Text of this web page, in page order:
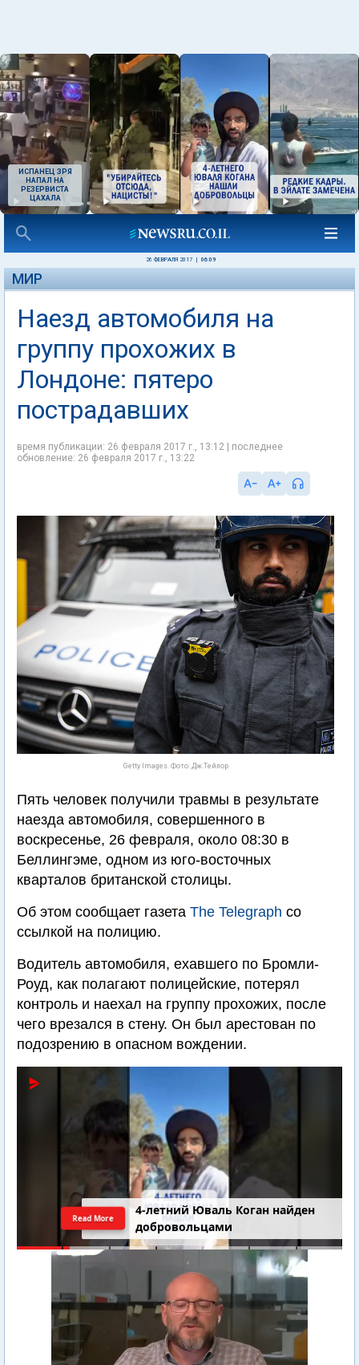
ИСПАНЕЦ ЗРЯ
НАПАЛ НА
РЕЗЕРВИСТА
ЦАХАЛА
26 ФЕВРАЛЯ 2017 06:09
МИР
Наезд автомобиля на
группу прохожих в
Лондоне: пятеро
пострадавших
время публикации: 26 февраля 2017 г., 13:12 | последнее
обновление: 26 февраля 2017 г., 13:22
Getty Images. Фото: Дж.Тейлор
Пять человек получили травмы в результате
наезда автомобиля, совершенного в
воскресенье, 26 февраля, около 08:30 в
Беллингэме, одном из юго-восточных
кварталов британской столицы.
Об этом сообщает газета The Telegraph со
ссылкой на полицию.
Водитель автомобиля, ехавшего по Бромли-
Роуд, как полагают полицейские, потерял
контроль и наехал на группу прохожих, после
чего врезался в стену. Он был арестован по
подозрению в опасном вождении.
4-летний Юваль Коган найден
добровольцами
Read More